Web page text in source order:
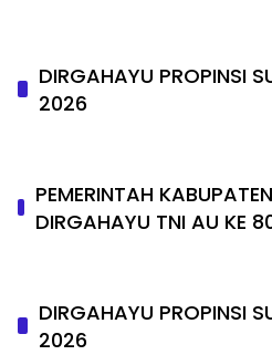
DIRGAHAYU PROPINSI
2026
PEMERINTAH
DIRGAHAYU TNI AU KE
DIRGAHAYU PROPINSI
2026